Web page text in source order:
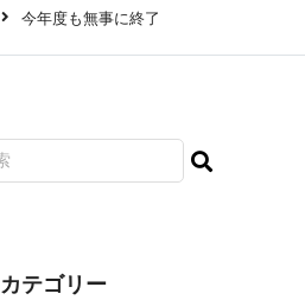
今年度も無事に終了
カ テ ゴ リ ー